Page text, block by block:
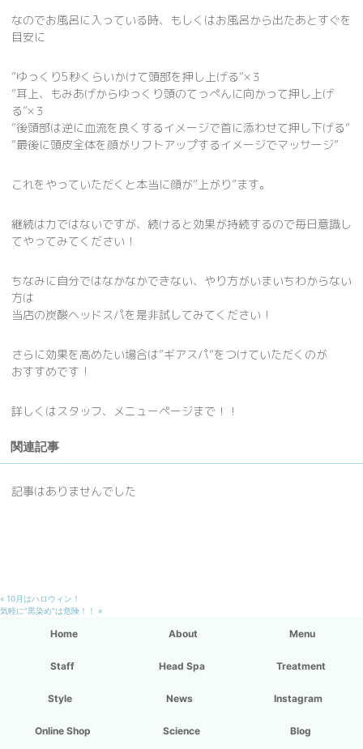
なのでお風呂に入っている時、もしくはお風呂から出たあとすぐを
目安に
”ゆっくり5秒くらいかけて頭部を押し上げる”×３
”耳上、もみあげからゆっくり頭のてっぺんに向かって押し上げ
る”×３
”後頭部は逆に血流を良くするイメージで首に添わせて押し下げる”
”最後に頭皮全体を顔がリフトアップするイメージでマッサージ”
これをやっていただくと本当に顔が”上がり”ます。
継続は力ではないですが、続けると効果が持続するので毎日意識し
てやってみてください！
ちなみに自分ではなかなかできない、やり方がいまいちわからない
方は
当店の炭酸ヘッドスパを是非試してみてください！
さらに効果を高めたい場合は”ギアスパ”をつけていただくのが
おすすめです！
詳しくはスタッフ、メニューページまで！！
関連記事
記事はありませんでした
Page
navigation
« 10月はハロウィン！
気軽に”黒染め”は危険！！ »
Home About Menu
Staff Head Spa Treatment
Style News Instagram
Online Shop Science Blog